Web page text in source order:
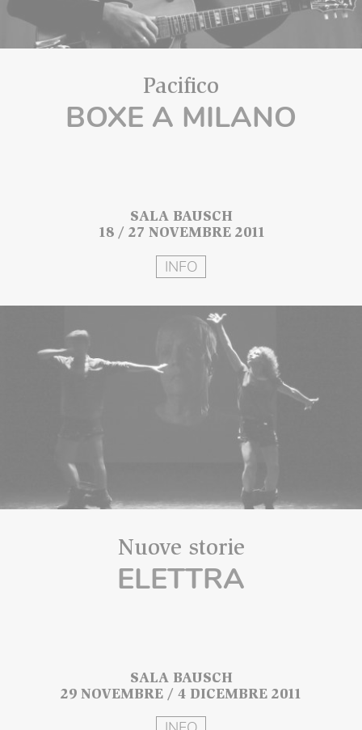
Pacifico
BOXE A MILANO
SALA BAUSCH
18 / 27 NOVEMBRE 2011
INFO
Nuove storie
ELETTRA
SALA BAUSCH
29 NOVEMBRE / 4 DICEMBRE 2011